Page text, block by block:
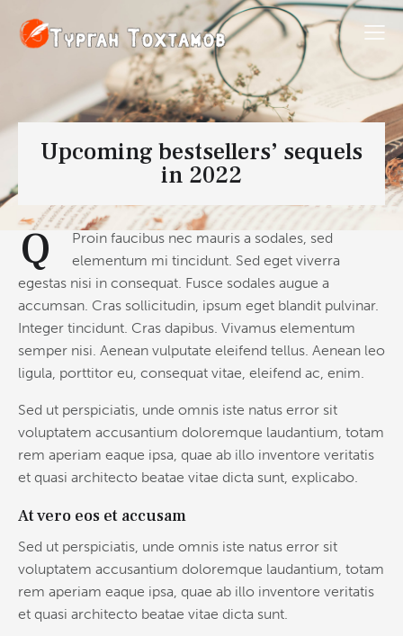
Upcoming bestsellers’ sequels
in 2022
Q
Proin faucibus nec mauris a sodales, sed
elementum mi tincidunt. Sed eget viverra
egestas nisi in consequat. Fusce sodales augue a
accumsan. Cras sollicitudin, ipsum eget blandit pulvinar.
Integer tincidunt. Cras dapibus. Vivamus elementum
semper nisi. Aenean vulputate eleifend tellus. Aenean leo
ligula, porttitor eu, consequat vitae, eleifend ac, enim.
Sed ut perspiciatis, unde omnis iste natus error sit
voluptatem accusantium doloremque laudantium, totam
rem aperiam eaque ipsa, quae ab illo inventore veritatis
et quasi architecto beatae vitae dicta sunt, explicabo.
At vero eos et accusam
Sed ut perspiciatis, unde omnis iste natus error sit
voluptatem accusantium doloremque laudantium, totam
rem aperiam eaque ipsa, quae ab illo inventore veritatis
et quasi architecto beatae vitae dicta sunt.